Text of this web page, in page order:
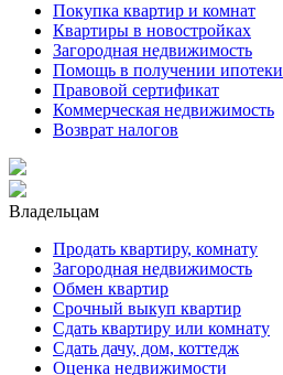
Покупка квартир и комнат
Квартиры в новостройках
Загородная недвижимость
Помощь в получении ипотеки
Правовой сертификат
Коммерческая недвижимость
Возврат налогов
Владельцам
Продать квартиру, комнату
Загородная недвижимость
Обмен квартир
Срочный выкуп квартир
Сдать квартиру или комнату
Сдать дачу, дом, коттедж
Оценка недвижимости